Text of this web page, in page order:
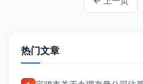
热门文章